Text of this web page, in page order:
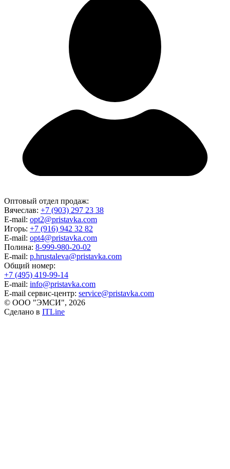
Оптовый отдел продаж:
Вячеслав: +7 (903) 297 23 38
E-mail: opt2@pristavka.com
Игорь: +7 (916) 942 32 82
E-mail: opt4@pristavka.com
Полина: 8-999-980-20-02
E-mail: p.hrustaleva@pristavka.com
Общий номер:
+7 (495) 419-99-14
E-mail: info@pristavka.com
E-mail сервис-центр: service@pristavka.com
© ООО "ЭМСИ", 2026
Сделано в ITLine